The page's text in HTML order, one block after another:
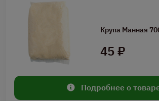
Крупа Манная
45 ₽
Подробнее о